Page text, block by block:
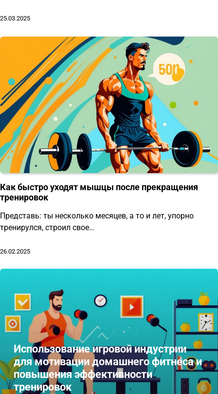
25.03.2025
Как быстро уходят мышцы после прекращения
тренировок
Представь: ты несколько месяцев, а то и лет, упорно
тренирулся, строил свое…
26.02.2025
Использование игровой индустрии
для мотивации домашнего фитнеса и
повышения эффективности
тренировок